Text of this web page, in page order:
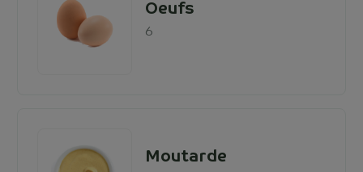
Oeufs
6
Moutarde